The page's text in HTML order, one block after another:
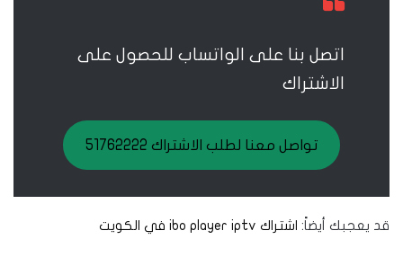
اتصل بنا على الواتساب للحصول على
الاشتراك
تواصل معنا لطلب الاشتراك 51762222
قد يعجبك أيضاً: اشتراك ibo player iptv في الكويت